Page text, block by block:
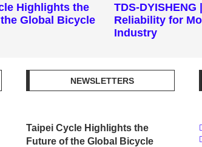
Highlights the
Global Bicycle
TDS-DYISHENG
Reliability for
Industry
NEWSLETTERS
Taipei Cycle Highlights the
Future of the Global Bicycle